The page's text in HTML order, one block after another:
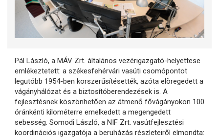
Pál László, a MÁV Zrt. általános vezérigazgató-helyettese
emlékeztetett: a székesfehérvári vasúti csomópontot
legutóbb 1954-ben korszerűsítésették, azóta elöregedett a
vágányhálózat és a biztosítóberendezések is. A
fejlesztésnek köszönhetően az átmenő fővágányokon 100
óránkénti kilométerre emelkedett a megengedett
sebesség. Somodi László, a NIF Zrt. vasútfejlesztési
koordinációs igazgatója a beruházás részleteiről elmondta: